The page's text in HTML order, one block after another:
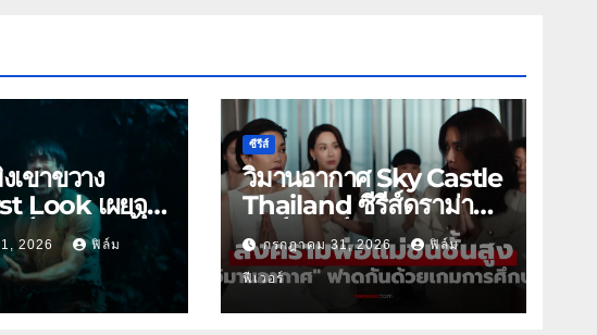
เขาขวาง
Look เผยจุด
ษ์ 30 ก.ย. นี้
2026 ฟิล์ม
ซีรีส์
วิมานอากาศ Sky Castle
Thailand ซีรีส์ดราม่า
ฟอร์มยักษ์ ช่องวัน31
กรกฎาคม 31, 2026 ฟิล์ม
ฟีเวอร์